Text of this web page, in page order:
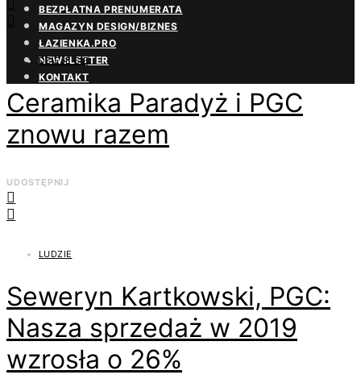
BEZPŁATNA PRENUMERATA
MAGAZYN DESIGN/BIZNES
ŁAZIENKA.PRO
NEWSLETTER
KONTAKT
DZIEJE SIĘ
Ceramika Paradyż i PGC
znowu razem
UDOSTĘPNIJ
LUDZIE
Seweryn Kartkowski, PGC:
Nasza sprzedaż w 2019
wzrosła o 26%